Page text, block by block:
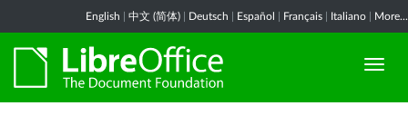
English 中文 (简体) Deutsch Español Français Italiano More...